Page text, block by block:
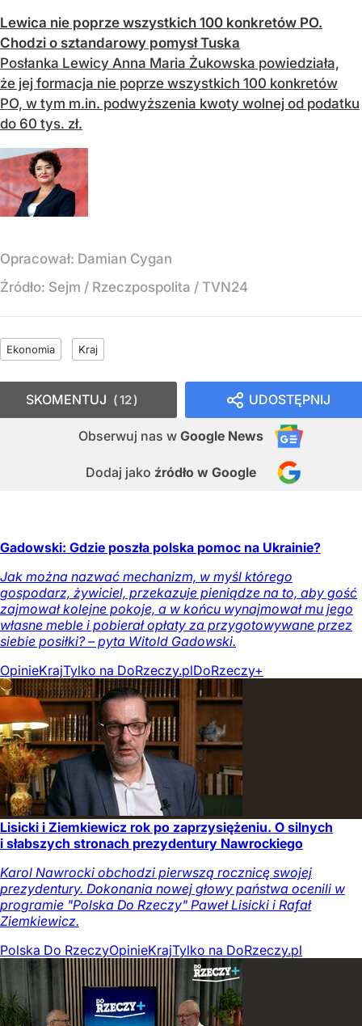
Lewica nie poprze wszystkich 100 konkretów PO.
Chodzi o sztandarowy pomysł Tuska
Posłanka Lewicy Anna Maria Żukowska powiedziała,
że jej formacja nie poprze wszystkich 100 konkretów
PO, w tym m.in. podwyższenia kwoty wolnej od podatku
do 60 tys. zł.
Opracował: Damian Cygan
Źródło: Sejm / Rzeczpospolita / TVN24
Ekonomia Kraj
UDOSTĘPNIJ
Obserwuj nas w Google News
Dodaj jako źródło w Google
SKOMENTUJ 12
Gadowski: Gdzie poszła polska pomoc na Ukrainie?
Jak można nazwać mechanizm, w myśl którego
gospodarz, żywiciel, przekazuje pieniądze na to, aby gość
zajmował kolejne pokoje, a w końcu wynajmował mu jego
własne meble i pobierał opłaty za przygotowywane przez
siebie posiłki? – pyta Witold Gadowski.
OpinieKrajTylko na DoRzeczy.plDoRzeczy+
Lisicki i Ziemkiewicz rok po zaprzysiężeniu. O silnych
i słabszych stronach prezydentury Nawrockiego
Karol Nawrocki obchodzi pierwszą rocznicę swojej
prezydentury. Dokonania nowej głowy państwa ocenili w
programie "Polska Do Rzeczy" Paweł Lisicki i Rafał
Ziemkiewicz.
Polska Do RzeczyOpinieKrajTylko na DoRzeczy.pl